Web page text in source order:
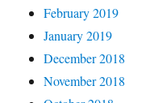
February 2019
January 2019
December 2018
November 2018